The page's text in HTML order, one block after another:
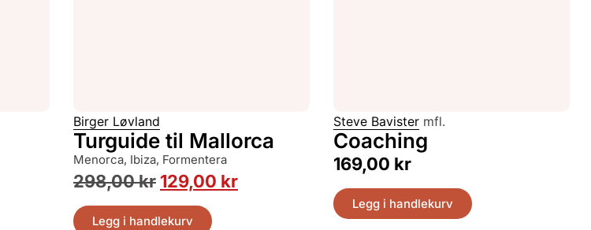
Birger Løvland
Turguide til Mallorca
Menorca, Ibiza, Formentera
298,00kr 129,00 kr
Legg i handlekurv
Steve Bavister mfl.
Coaching
169,00 kr
Legg i handlekurv